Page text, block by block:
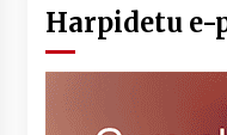
Harpidetu e-